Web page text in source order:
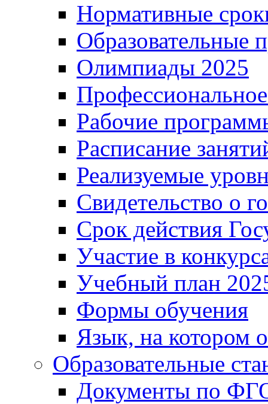
Нормативные
Образовательные
Олимпиады 2025
Рабочие
Расписание
Реализуемые
Свидетельство о
Срок действия
Участие в
Учебный план
Формы обучения
Язык, на котором
Образовательные
Документы по